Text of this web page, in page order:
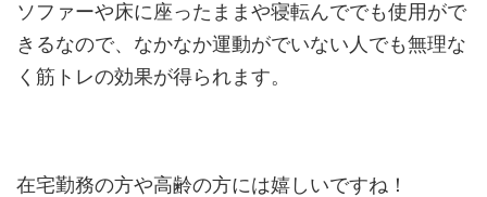
ソファーや床に座ったままや寝転んででも使用がで
きるなので、なかなか運動がでいない人でも無理な
く筋トレの効果が得られます。
在宅勤務の方や高齢の方には嬉しいですね！